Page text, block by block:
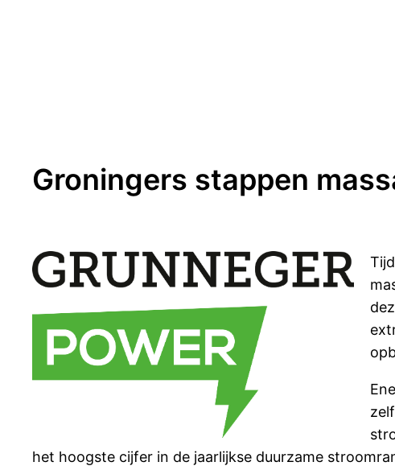
Groningers stappen
het hoogste cijfer in de jaarlijkse duurzame